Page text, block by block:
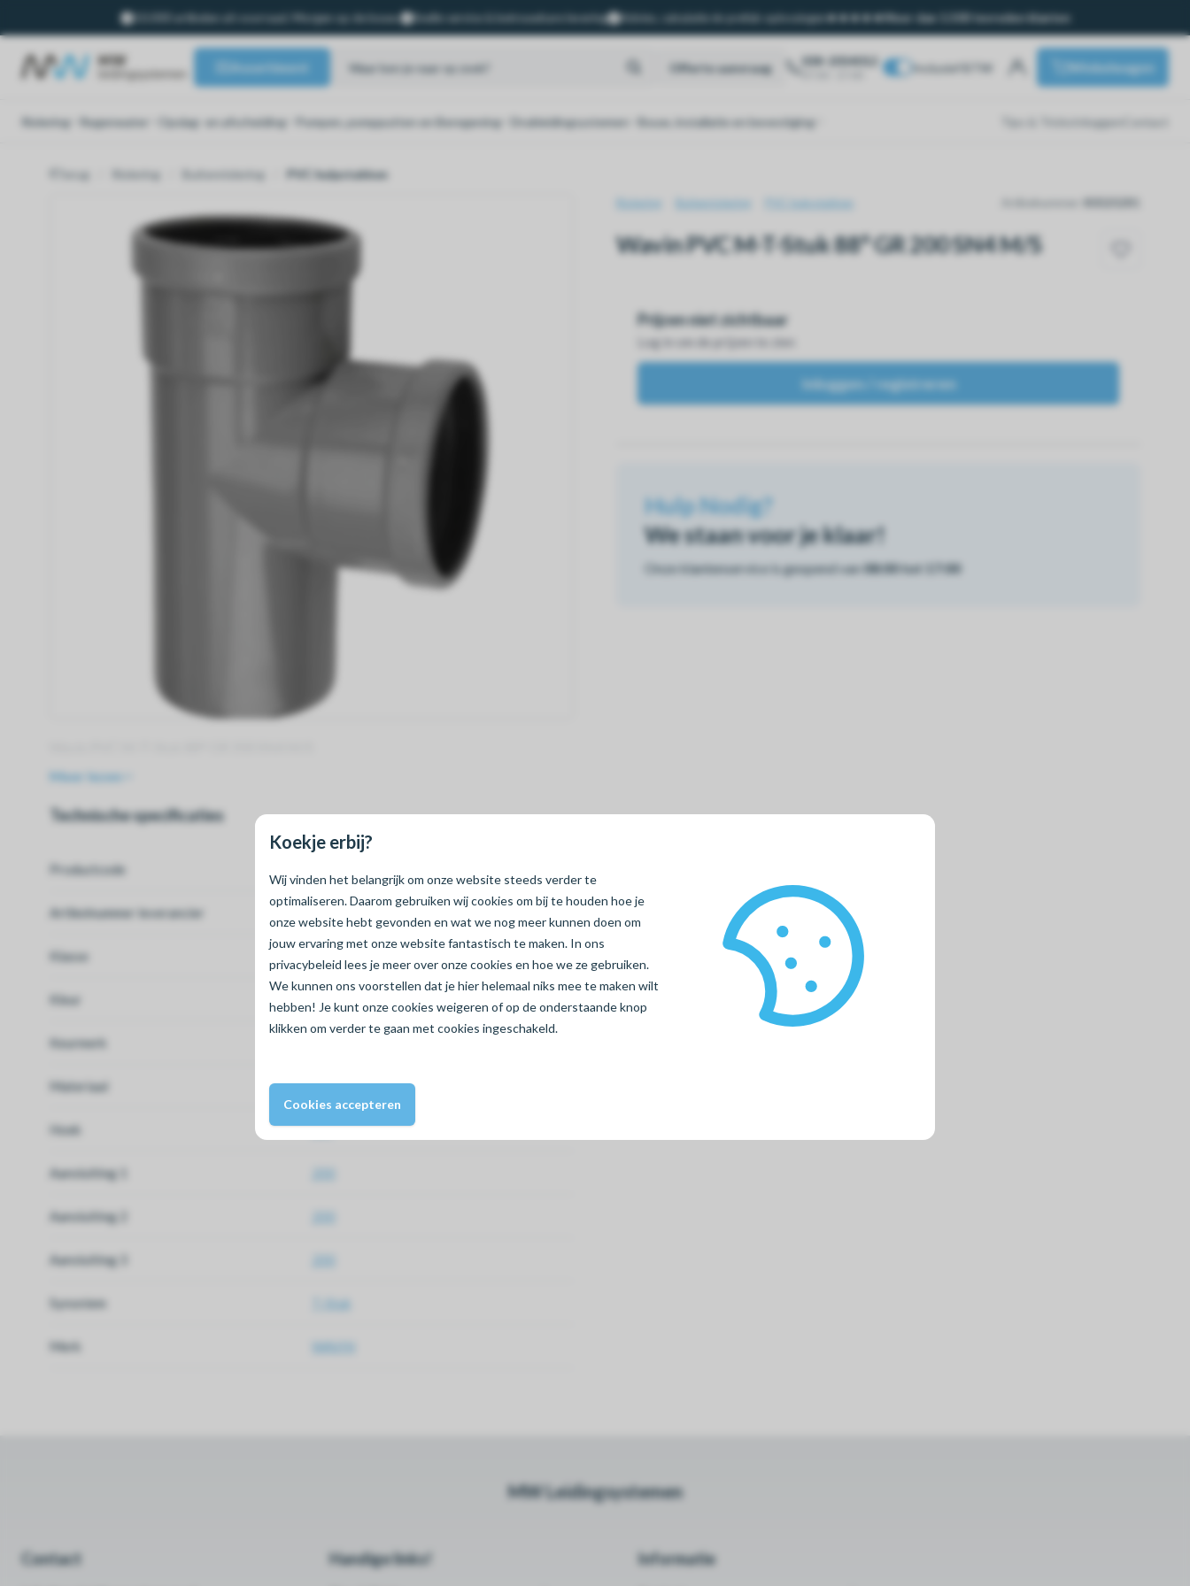
Koekje erbij?
Wij vinden het belangrijk om onze website steeds verder te
optimaliseren. Daarom gebruiken wij cookies om bij te houden hoe je
onze website hebt gevonden en wat we nog meer kunnen doen om
jouw ervaring met onze website fantastisch te maken. In ons
privacybeleid lees je meer over onze cookies en hoe we ze gebruiken.
We kunnen ons voorstellen dat je hier helemaal niks mee te maken wilt
hebben! Je kunt onze cookies weigeren of op de onderstaande knop
klikken om verder te gaan met cookies ingeschakeld.
Cookies accepteren
10.000 artikelen uit voorraad. Morgen op de bouw. Snelle service & betrouwbare levering Advies, calculatie én prefab oplossingen Meer dan 1.500 tevreden klanten
Assortiment Offerte aanvraag 038-2054012 Inclusief BTW Winkelwagen
Riolering Regenwater Opslag- en afscheiding Pompen, pompputten en Beregening Drukleidingsystemen Bouw, installatie en bevestiging Inloggen
Terug Riolering Buitenriolering PVC hulpstukken
Meer lezen
Technische specificaties
Productcode
Artikelnummer leverancier
Klasse
Kleur Grijs
Keurmerk
Materiaal PVC
Hoek 88º
Aansluiting 1
Aansluiting 2
Aansluiting 3
Synoniem T-Stuk
Merk WAVIN
Riolering Buitenriolering PVC hulpstukken
Wavin PVC M-T-Stuk 88° GR 200 SN4 M/S
Prijzen niet zichtbaar
Log in om de prijzen te zien
Inloggen / registreren
Hulp Nodig?
We staan voor je klaar!
Onze klantenservice is geopend van08:00 tot 17:00
MW Leidingsystemen
Contact Handige links! Informatie